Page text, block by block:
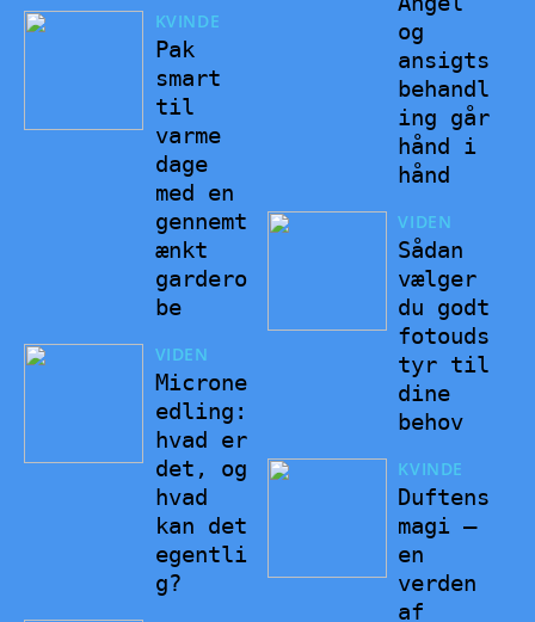
KVINDE
Pak
smart
til
varme
dage
med en
gennemt
ænkt
gardero
be
VIDEN
Microne
edling:
hvad er
det, og
hvad
kan det
egentli
g?
og
ansigts
behandl
ing går
hånd i
hånd
VIDEN
Sådan
vælger
du godt
fotouds
tyr til
dine
behov
KVINDE
Duftens
magi –
en
verden
af